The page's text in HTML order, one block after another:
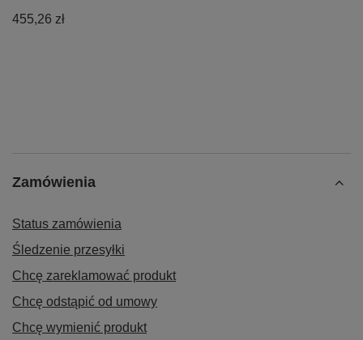
455,26 zł
Zamówienia
Status zamówienia
Śledzenie przesyłki
Chcę zareklamować produkt
Chcę odstąpić od umowy
Chcę wymienić produkt